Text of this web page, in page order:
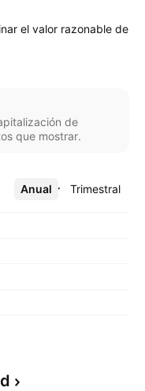
el valor razonable de
de
que mostrar.
Anual Trimestral
Más